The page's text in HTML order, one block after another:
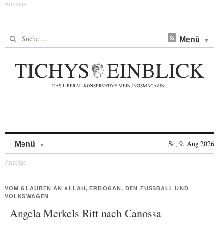
Suche nach: Menü
Menü So, 9. Aug 2026
VOM GLAUBEN AN ALLAH, ERDOGAN, DEN FUSSBALL UND V
OLKSWAGEN
Angela Merkels Ritt nach Canossa